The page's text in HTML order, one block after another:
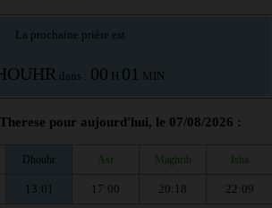
La prochaine prière est :
dans : 00 H 01 MIN
pour aujourd'hui, le 07/08/2026 :
Dhouhr Asr Maghrib Isha
13:01 17:00 20:18 22:09